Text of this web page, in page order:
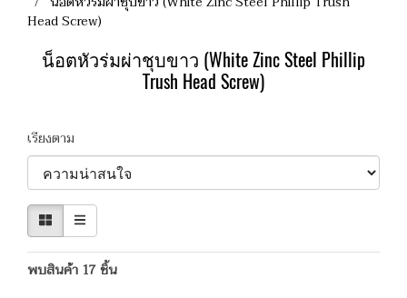
Head Screw)
น็อตหัวร่มผ่าชุบขาว (White Zinc Steel Phillip
Trush Head Screw)
เรียงตาม
พบสินค้า 17 ชิ้น